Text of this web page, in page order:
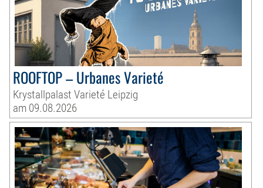
ROOFTOP – Urbanes Varieté
Krystallpalast Varieté Leipzig
am 09.08.2026